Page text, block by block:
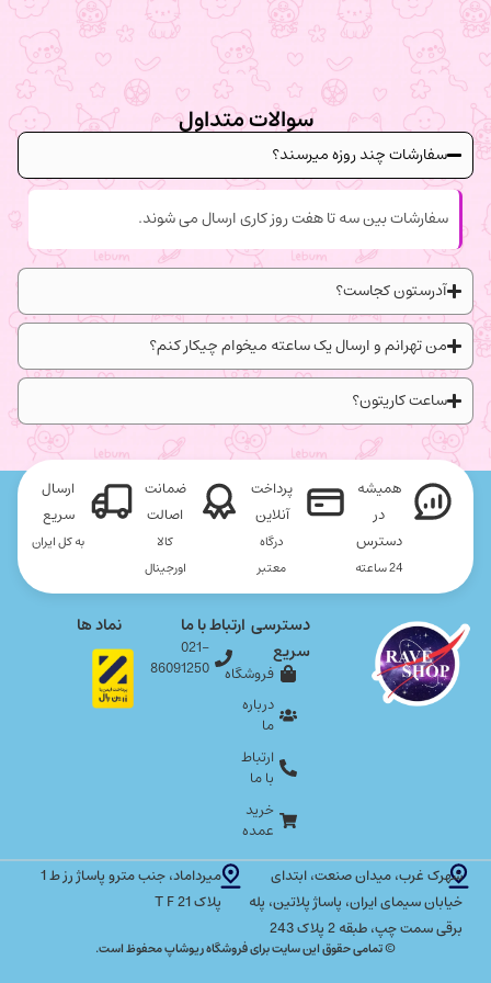
سوالات متداول
سفارشات چند روزه میرسند؟
سفارشات بین سه تا هفت روز کاری ارسال می شوند.
آدرستون کجاست؟
من تهرانم و ارسال یک ساعته میخوام چیکار کنم؟
ساعت کاریتون؟
همیشه
در
دسترس
24 ساعته
پرداخت
آنلاین
درگاه
معتبر
ضمانت
اصالت
کالا
اورجینال
ارسال
سریع
به کل ایران
شهرک غرب، میدان صنعت، ابتدای
خیابان سیمای ایران، پاساژ پلاتین، پله
برقی سمت چپ، طبقه 2 پلاک 243
میرداماد، جنب مترو پاساژ رز ط 1
پلاک T F 21
دسترسی
سریع
فروشگاه
درباره
ما
ارتباط
با ما
خرید
عمده
ارتباط با ما
021-
86091250
نماد ها
© تمامی حقوق این سایت برای فروشگاه ریوشاپ محفوظ است.